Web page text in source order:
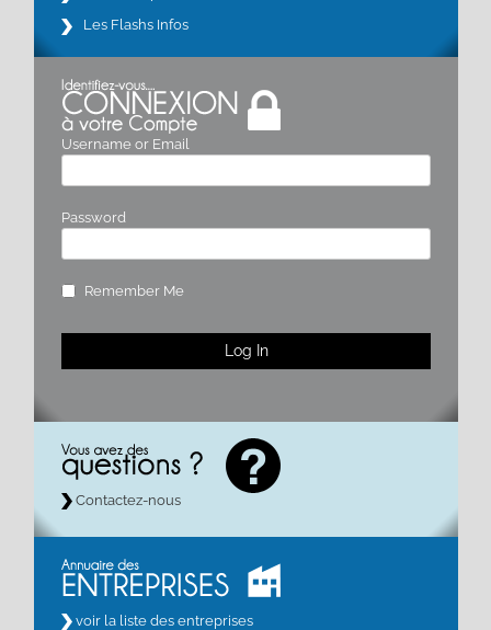
Les Flashs Infos
Username or Email
Password
Remember Me
Contactez-nous
voir la liste des entreprises